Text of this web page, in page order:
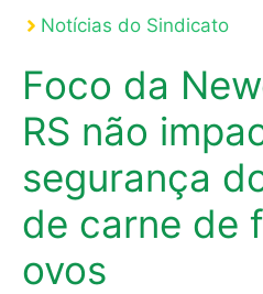
Notícias do Sindicato
Foco da
RS não
segurança
de carne de
ovos